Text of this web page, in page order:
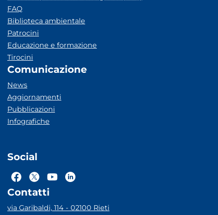
FAQ
Biblioteca ambientale
Patrocini
Educazione e formazione
Tirocini
Comunicazione
News
Aggiornamenti
Pubblicazioni
Infografiche
Social
Contatti
via Garibaldi, 114 - 02100 Rieti